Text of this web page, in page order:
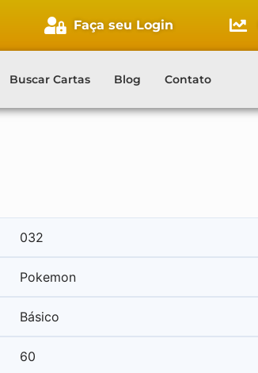
Faça seu Login
Buscar Cartas Blog Contato
032
Pokemon
Básico
60